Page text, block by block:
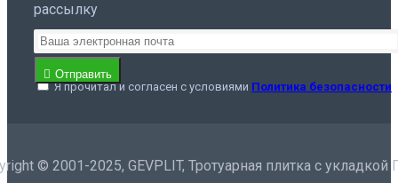
рассылку
Отправить
Я прочитал и согласен с условиями Политика безопасности
© 2001-2025, GEVPLIT, Тротуарная плитка с